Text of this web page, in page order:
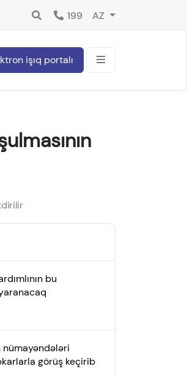
199 AZ
işıq portalı
bu
nümayəndələri
görüş keçirib